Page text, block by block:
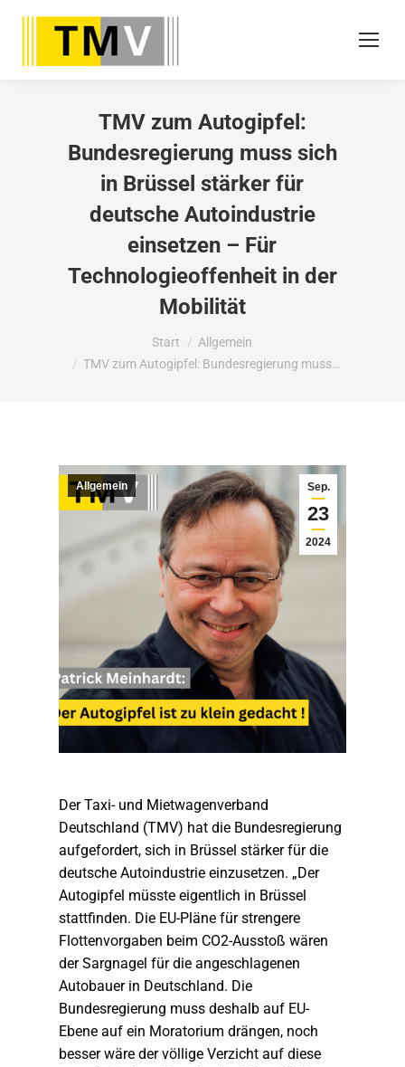
TMV zum Autogipfel:
Bundesregierung muss sich
in Brüssel stärker für
deutsche Autoindustrie
einsetzen – Für
Technologieoffenheit in der
Mobilität
Sie befinden sich hier:
Start
Allgemein
TMV zum Autogipfel: Bundesregierung muss…
Sep.
23
2024
Allgemein
Der Taxi- und Mietwagenverband
Deutschland (TMV) hat die Bundesregierung
aufgefordert, sich in Brüssel stärker für die
deutsche Autoindustrie einzusetzen. „Der
Autogipfel müsste eigentlich in Brüssel
stattfinden. Die EU-Pläne für strengere
Flottenvorgaben beim CO2-Ausstoß wären
der Sargnagel für die angeschlagenen
Autobauer in Deutschland. Die
Bundesregierung muss deshalb auf EU-
Ebene auf ein Moratorium drängen, noch
besser wäre der völlige Verzicht auf diese